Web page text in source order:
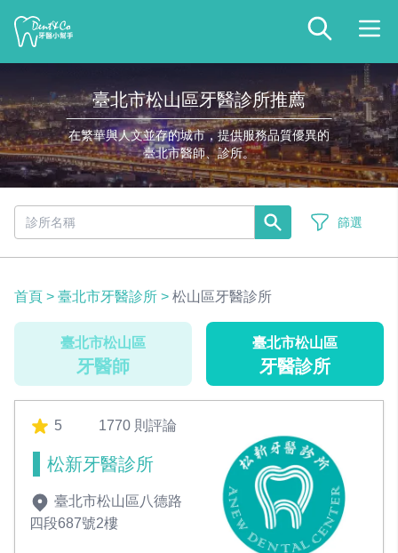
臺北市松山區牙醫診所推薦
在繁華與人文並存的城市，提供服務品質優異的
臺北市醫師、診所。
篩選
首頁 > 臺北市牙醫診所 > 松山區牙醫診所
臺北市松山區
牙醫師
臺北市松山區
牙醫診所
5 1770 則評論
松新牙醫診所
臺北市松山區八德路
四段687號2樓